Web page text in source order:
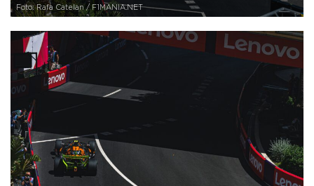
Foto: Rafa Catelan / F1MANIA.NET